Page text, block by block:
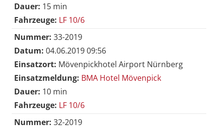
Dauer: 15 min
Fahrzeuge: LF 10/6
Nummer: 33-2019
Datum: 04.06.2019 09:56
Einsatzort: Mövenpickhotel Airport Nürnberg
Einsatzmeldung: BMA Hotel Mövenpick
Dauer: 10 min
Fahrzeuge: LF 10/6
Nummer: 32-2019